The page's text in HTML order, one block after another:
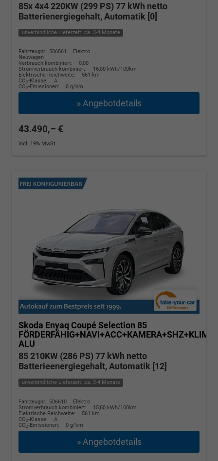
85x 4x4 220KW (299 PS) 77 kWh netto
Batterienergiegehalt, Automatik [0]
unverbindliche Lieferzeit: ca. 3-4 Monate
Fahrzeugnr.: 506861
Elektro
Neuwagen
Verbrauch kombiniert:
0,00
Stromverbrauch kombiniert:
16,00 kWh/100km
Elektrische Reichweite:
561 km
CO2-Klasse:
A
CO2-Emissionen: 0 g/km
» Angebotdetails
43.490,– €
incl. 19% MwSt.
Skoda Enyaq CoupéSelection 85
ALU
85 210KW (286 PS) 77 kWh netto
Batterieenergiegehalt, Automatik [12]
unverbindliche Lieferzeit: ca. 3-4 Monate
Fahrzeugnr.: 506610
Elektro
Stromverbrauch kombiniert:
15,80 kWh/100km
Elektrische Reichweite:
561 km
CO2-Klasse:
A
CO2-Emissionen: 0 g/km
» Angebotdetails